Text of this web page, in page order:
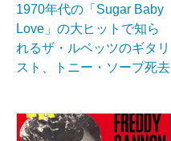
1970年代の「Sugar Baby
Love」の大ヒットで知ら
れるザ・ルベッツのギタリ
スト、トニー・ソープ死去